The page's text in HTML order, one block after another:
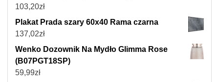
103,20zł
Plakat Prada szary 60x40 Rama czarna
137,02zł
Wenko Dozownik Na Mydło Glimma Rose
(B07PGT18SP)
59,99zł